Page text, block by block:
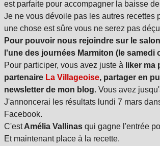
est parfaite pour accompagner la baisse
Je ne vous dévoile pas les autres
une chose est sûre vous ne serez pas
Pour pouvoir nous rejoindre sur le
l'une des journées Marmiton (le samedi
Pour participer, vous avez juste à liker ma
partenaire La Villageoise, partager en
newsletter de mon blog. Vous avez
J'annoncerai les résultats lundi 7 mars
Facebook.
C'estAmélia Vallinas qui gagne l'entrée
Et maintenant place à la recette.